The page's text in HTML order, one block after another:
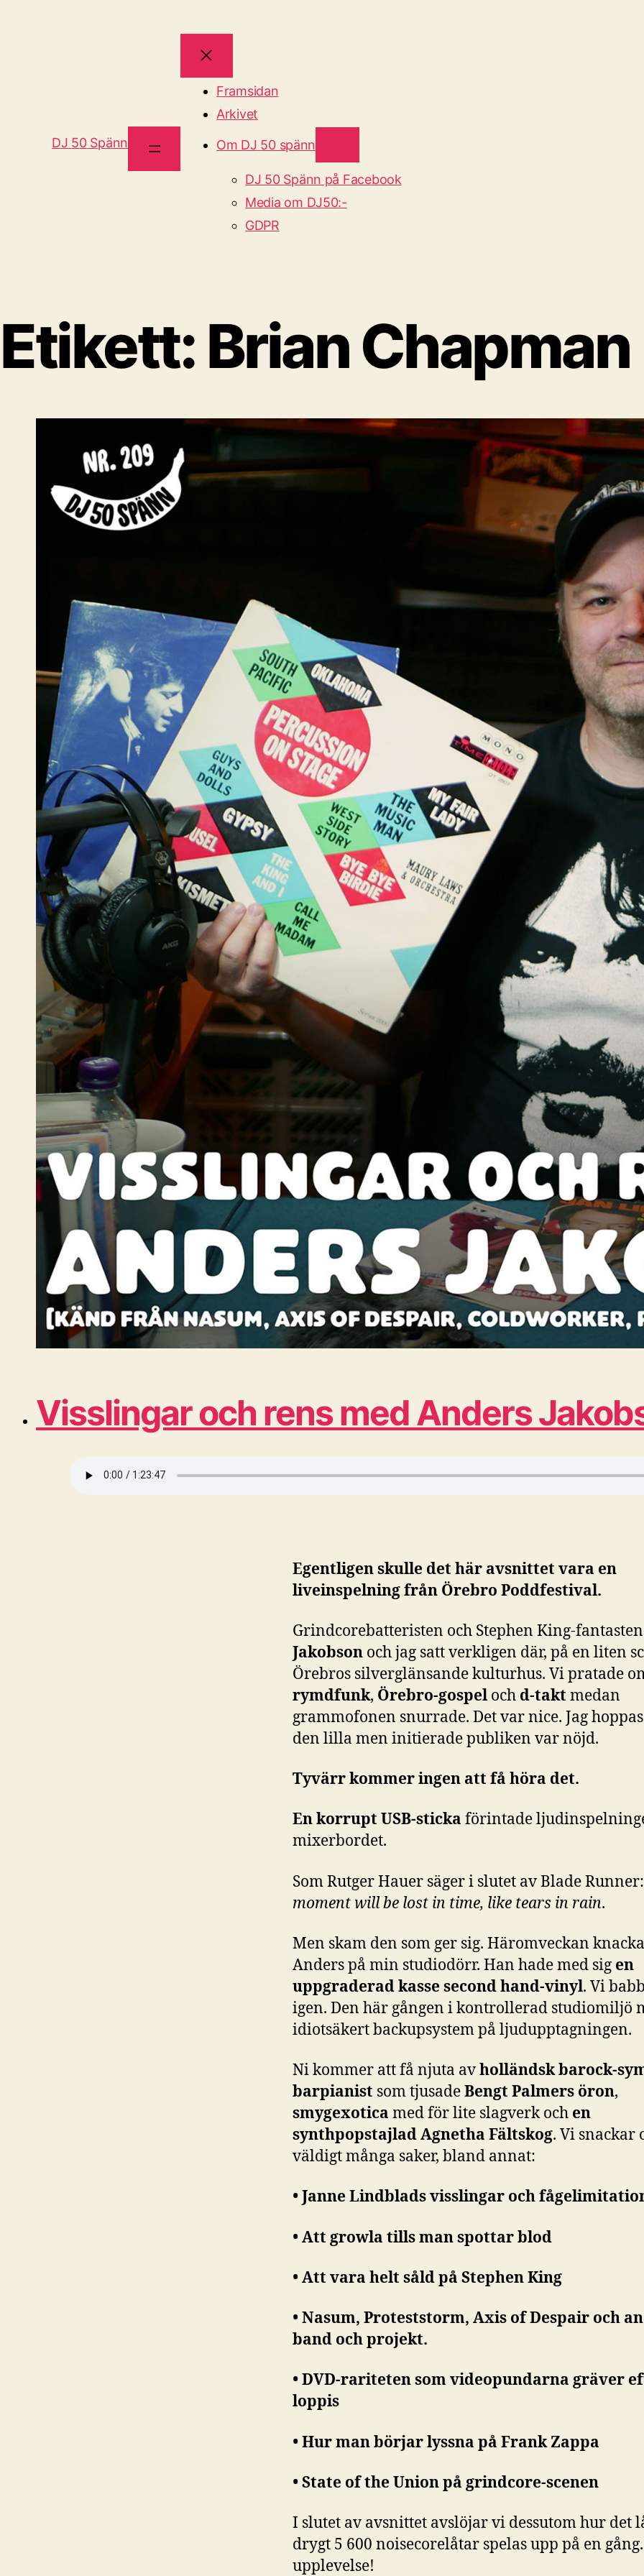
DJ 50 Spänn
Framsidan
Arkivet
Om DJ 50 spänn
DJ 50 Spänn på Facebook
Media om DJ50:-
GDPR
Etikett:Brian Chapman
Visslingar och rens med Anders
Egentligen skulle det här avsnittet vara en
liveinspelning från Örebro Poddfestival.
Grindcorebatteristen och Stephen King-
Jakobson och jag satt verkligen där, på en liten
Örebros silverglänsande kulturhus. Vi pratade
rymdfunk, Örebro-gospel och d-takt medan
grammofonen snurrade. Det var nice. Jag
den lilla men initierade publiken var nöjd.
Tyvärr kommer ingen att få höra det.
En korrupt USB-sticka förintade
mixerbordet.
Som Rutger Hauer säger i slutet av Blade
moment will be lost in time, like tears in rain.
Men skam den som ger sig. Häromveckan
Anders på min studiodörr. Han hade med sig en
uppgraderad kasse second hand-vinyl. Vi
igen. Den här gången i kontrollerad studiomiljö
idiotsäkert backupsystem på ljudupptagningen.
Ni kommer att få njuta avholländsk barock-
barpianist som tjusadeBengt Palmers öron,
smygexotica med för lite slagverk och en
synthpopstajlad Agnetha Fältskog. Vi snackar
väldigt många saker, bland annat:
• Janne Lindblads visslingar och
• Att growla tills man spottar blod
• Att vara helt såld på Stephen King
• Nasum, Proteststorm, Axis of Despair och
band och projekt.
• DVD-rariteten som videopundarna gräver
loppis
• Hur man börjar lyssna på Frank Zappa
• State of the Union på grindcore-scenen
I slutet av avsnittet avslöjar vi dessutom hur det
drygt 5 600 noisecorelåtar spelas upp på en
upplevelse!